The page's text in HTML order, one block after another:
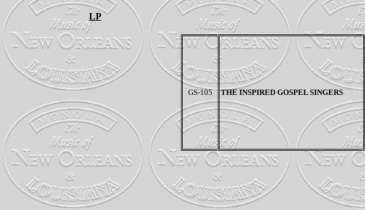
LP
GS-105 THE INSPIRED GOSPEL SINGERS